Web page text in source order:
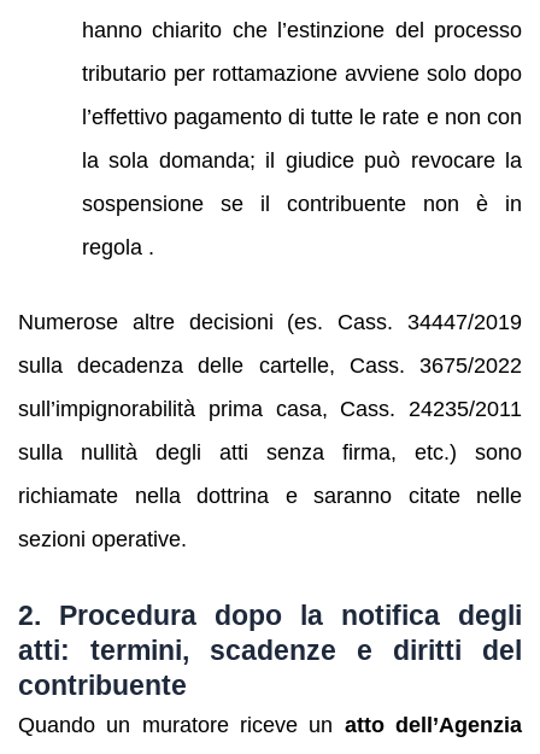
hanno chiarito che l’estinzione del processo
tributario per rottamazione avviene solo dopo
l’effettivo pagamento di tutte le rate e non con
la sola domanda; il giudice può revocare la
sospensione se il contribuente non è in
regola .
Numerose altre decisioni (es. Cass. 34447/2019
sulla decadenza delle cartelle, Cass. 3675/2022
sull’impignorabilità prima casa, Cass. 24235/2011
sulla nullità degli atti senza firma, etc.) sono
richiamate nella dottrina e saranno citate nelle
sezioni operative.
2. Procedura dopo la notifica degli
atti: termini, scadenze e diritti del
contribuente
Quando un muratore riceve un atto dell’Agenzia